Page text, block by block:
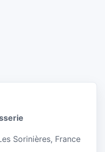
Sorinières, France